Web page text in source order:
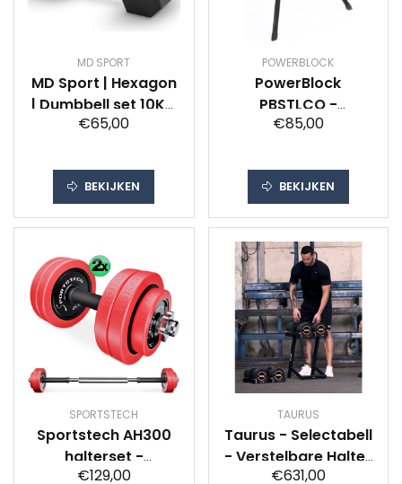
MD SPORT
MD Sport | Hexagon
| Dumbbell set 10KG
- Set van 2 stuks
€65,00
BEKIJKEN
POWERBLOCK
PowerBlock
PBSTLCO -
Dumbbellrek -
maximaal 42 kg per
hand
€85,00
BEKIJKEN
SPORTSTECH
Sportstech AH300
halterset -
korte&lange halter
€129,00
TAURUS
Taurus - Selectabell
- Verstelbare Halter
- 4,5 t/m 22,5 kg –
€631,00